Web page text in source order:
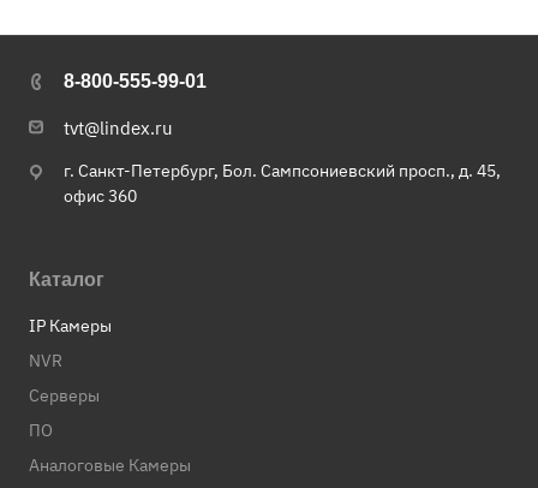
8-800-555-99-01
tvt@lindex.ru
г. Санкт-Петербург, Бол. Сампсониевский просп., д. 45,
офис 360
Каталог
IP Камеры
NVR
Серверы
ПО
Аналоговые Камеры